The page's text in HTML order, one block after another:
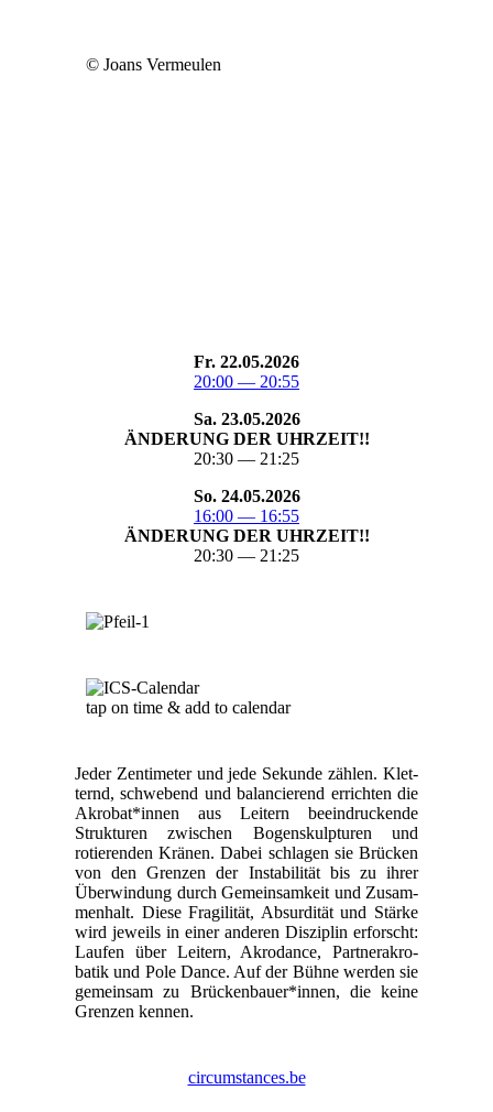
© Joans Ver­meulen
Fr. 22.05.2026
20:00 — 20:55
Sa. 23.05.2026
ÄNDERUNG DER UHRZEIT!!
20:30 — 21:25
So. 24.05.2026
16:00 — 16:55
ÄNDERUNG DER UHRZEIT!!
20:30 — 21:25
tap on time & add to cal­en­dar
Jed­er Zen­time­ter und jede Sekunde zählen. Klet­
ternd, schwebend und bal­ancierend erricht­en die
Akrobat*innen aus Leit­ern beein­druck­ende
Struk­turen zwis­chen Bogen­skulp­turen und
rotieren­den Krä­nen. Dabei schla­gen sie Brück­en
von den Gren­zen der Insta­bil­ität bis zu ihrer
Über­win­dung durch Gemein­samkeit und Zusam­
men­halt. Diese Fragilität, Absur­dität und Stärke
wird jew­eils in ein­er anderen Diszi­plin erforscht:
Laufen über Leit­ern, Akro­dance, Part­ner­akro­
batik und Pole Dance. Auf der Bühne wer­den sie
gemein­sam zu Brückenbauer*innen, die keine
Gren­zen ken­nen.
circumstances.be